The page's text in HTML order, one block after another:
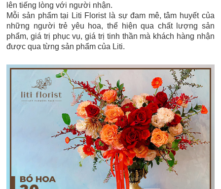
lên tiếng lòng với người nhận.
Mỗi sản phẩm tại Liti Florist là sự đam mê, tâm huyết của
những người trẻ yêu hoa, thể hiện qua chất lượng sản
phẩm, giá trị phục vụ, giá trị tinh thần mà khách hàng nhận
được qua từng sản phẩm của Liti.